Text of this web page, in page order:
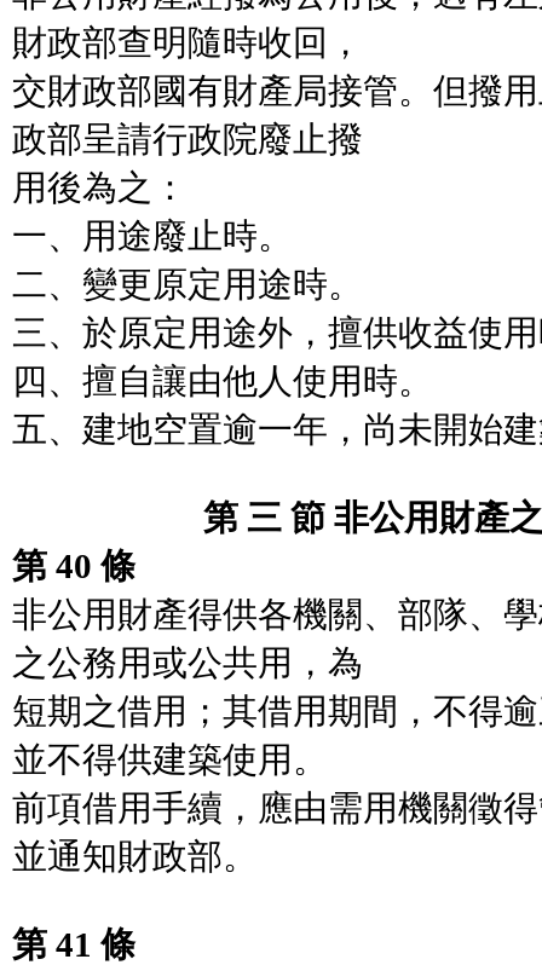
財政部查明隨時收回，
交財政部國有財產局接管。但撥
政部呈請行政院廢止撥
用後為之：
一、用途廢止時。
二、變更原定用途時。
三、於原定用途外，擅供收益使
四、擅自讓由他人使用時。
五、建地空置逾一年，尚未開始
第 三 節 非公用財產之
第 40 條
非公用財產得供各機關、部隊、
之公務用或公共用，為
短期之借用；其借用期間，不得
並不得供建築使用。
前項借用手續，應由需用機關徵
並通知財政部。
第 41 條